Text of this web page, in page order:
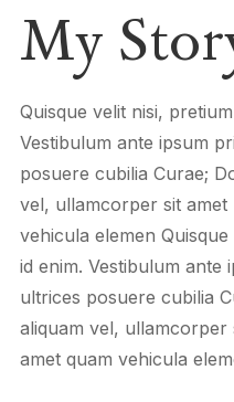
My
Quisque velit nisi,
Vestibulum ante ipsum
posuere cubilia Curae;
vel, ullamcorper sit amet
vehicula elemen
id enim. Vestibulum
ultrices posuere cubilia
aliquam vel, ullamcorper
amet quam vehicula